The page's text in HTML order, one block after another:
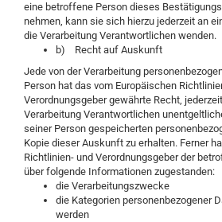
eine betroffene Person dieses
nehmen, kann sie sich hierzu jederzeit an
die Verarbeitung Verantwortlichen wenden.
b) Recht auf Auskunft
Jede von der Verarbeitung
Person hat das vom Europäischen
Verordnungsgeber gewährte Recht,
Verarbeitung Verantwortlichen
seiner Person gespeicherten
Kopie dieser Auskunft zu erhalten. Ferner
Richtlinien- und Verordnungsgeber der
über folgende Informationen zugestanden:
die Verarbeitungszwecke
die Kategorien personenbezogener
werden